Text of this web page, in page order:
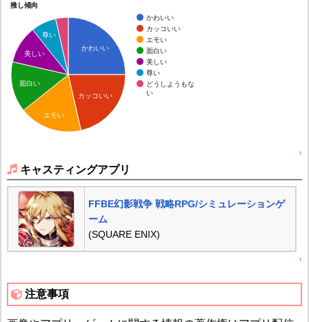
推し傾向
かわいい
カッコいい
エモい
面白い
美しい
尊い
どうしようもな
い
かわいい
カッコいい
尊い
美しい
面白い
エモい
↑
キャスティングアプリ
FFBE幻影戦争 戦略RPG/シミュレーションゲ
ーム
(SQUARE ENIX)
↑
注意事項